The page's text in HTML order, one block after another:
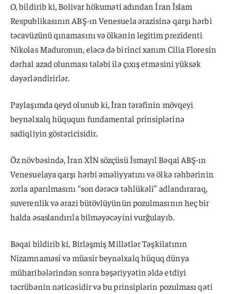
O, bildirib ki, Bolivar hökuməti adından İran İslam
Respublikasının ABŞ-ın Venesuela ərazisinə qarşı hərbi
təcavüzünü qınamasını və ölkənin legitim prezidenti
Nikolas Maduronun, eləcə də birinci xanım Cilia Floresin
dərhal azad olunması tələbi ilə çıxış etməsini yüksək
dəyərləndirirlər.
Paylaşımda qeyd olunub ki, İran tərəfinin mövqeyi
beynəlxalq hüququn fundamental prinsiplərinə
sadiqliyin göstəricisidir.
Öz növbəsində, İran XİN sözçüsü İsmayıl Bəqai ABŞ-ın
Venesuelaya qarşı hərbi əməliyyatını və ölkə rəhbərinin
zorla aparılmasını “son dərəcə təhlükəli” adlandıraraq,
suverenlik və ərazi bütövlüyünün pozulmasının heç bir
halda əsaslandırıla bilməyəcəyini vurğulayıb.
Bəqai bildirib ki, Birləşmiş Millətlər Təşkilatının
Nizamnaməsi və müasir beynəlxalq hüquq dünya
müharibələrindən sonra bəşəriyyətin əldə etdiyi
təcrübənin nəticəsidir və bu prinsiplərin pozulması qəti